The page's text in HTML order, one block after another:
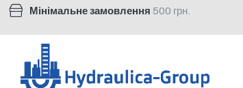
Мінімальне замовлення 500 грн.